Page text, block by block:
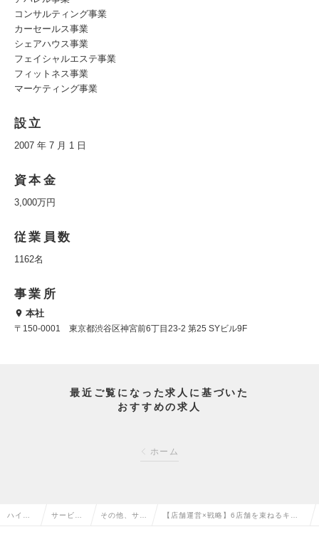
コンサルティング事業
カーセールス事業
シェアハウス事業
フェイシャルエステ事業
フィットネス事業
マーケティング事業
設立
2007 年 7 月 1 日
資本金
3,000万円
従業員数
1162名
事業所
本社
〒150-0001 東京都渋谷区神宮前6丁目23‐2 第25 SYビル9F
最近ご覧になった求人に基づいた
おすすめの求人
ホーム
ハイク サービ その他、サー 【店舗運営×戦略】6店舗を束ねるキッ